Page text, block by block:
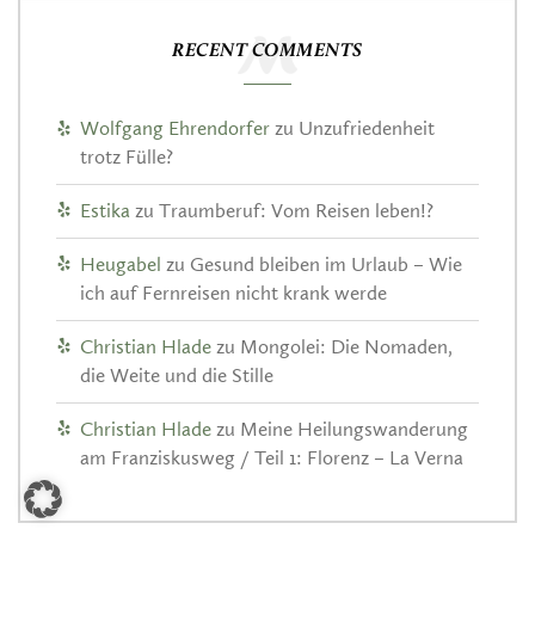
RECENT COMMENTS
Wolfgang Ehrendorfer zu Unzufriedenheit
trotz Fülle?
Estika zu Traumberuf: Vom Reisen leben!?
Heugabel zu Gesund bleiben im Urlaub – Wie
ich auf Fernreisen nicht krank werde
Christian Hlade zu Mongolei: Die Nomaden,
die Weite und die Stille
Christian Hlade zu Meine Heilungswanderung
am Franziskusweg / Teil 1: Florenz – La Verna